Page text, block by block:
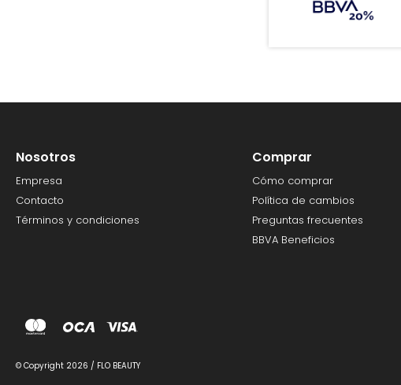
Nosotros
Empresa
Contacto
Términos y condiciones
Comprar
Cómo comprar
Política de cambios
Preguntas frecuentes
BBVA Beneficios
© Copyright 2026 / FLO BEAUTY